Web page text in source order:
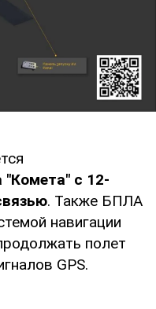
"Комета" с 12-
. Также БПЛА
навигации
полет
GPS.